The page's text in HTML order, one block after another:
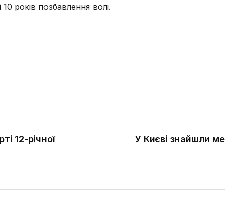
років позбавлення волі.
12-річної
У Києві знайшли